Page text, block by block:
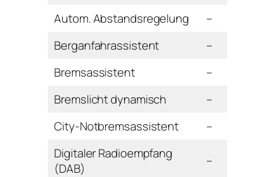
Autom. Abstandsregelung
–
Berganfahrassistent
–
Bremsassistent
–
Bremslicht dynamisch
–
City-Notbremsassistent
–
Digitaler Radioempfang
(DAB)
–